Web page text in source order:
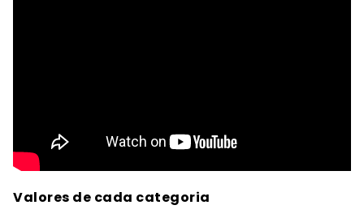
Valores de cada categoria